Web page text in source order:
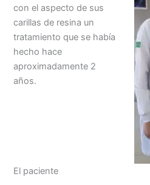
con el aspecto de sus
carillas de resina un
tratamiento que se había
hecho hace
aproximadamente 2
años.
El paciente